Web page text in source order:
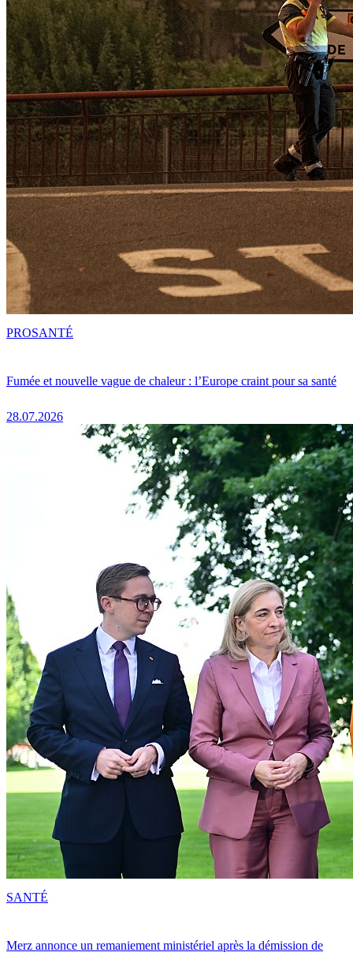
Fumée et nouvelle vague de chaleur : l’Europe craint pour sa santé
28.07.2026
PROSANTÉ
Merz annonce un remaniement ministériel après la démission de
SANTÉ